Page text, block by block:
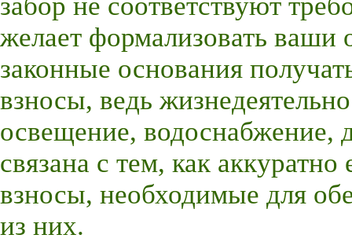
желает формализовать ваши
законные основания
взносы, ведь
освещение, водоснабжение,
связана с тем, как
взносы, необходимые для
из них.